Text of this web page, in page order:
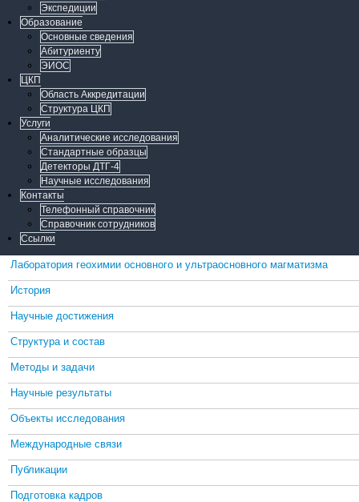
Экспедиции
Образование
Основные сведения
Абитуриенту
ЭИОС
ЦКП
Область Аккредитации
Структура ЦКП
Услуги
Аналитические исследования
Стандартные образцы
Детекторы ДТГ-4
Научные исследования
Контакты
Телефонный справочник
Справочник сотрудников
Ссылки
Лаборатория геохимии основного и ультраосновного магматизма
История
Научные достижения
Структура и состав
Методы и задачи
Научные результаты
Объекты исследования
Международные связи
Публикации
Подготовка кадров